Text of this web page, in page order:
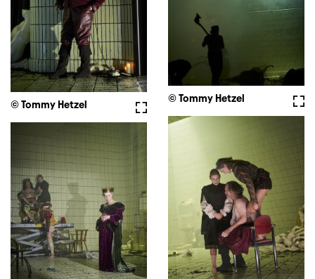
Vollbild
© Tommy Hetzel
© Tommy Hetzel